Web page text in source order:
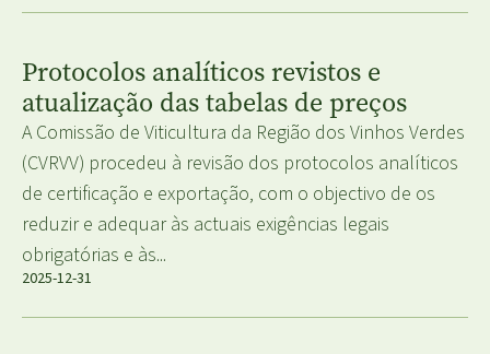
Protocolos analíticos revistos e
atualização das tabelas de preços
A Comissão de Viticultura da Região dos Vinhos Verdes
(CVRVV) procedeu à revisão dos protocolos analíticos
de certificação e exportação, com o objectivo de os
reduzir e adequar às actuais exigências legais
obrigatórias e às...
2025-12-31